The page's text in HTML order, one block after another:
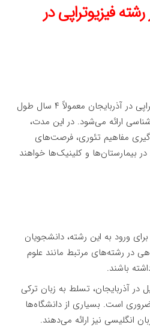
فیزیوتراپی در
تحصیل در رشته فیزیوتراپی در آذربایجان معمولاً ۴ سال طول
ارائه می‌شود. در این مدت،
مفاهیم تئوری، فرصت‌های
بیمارستان‌ها و کلینیک‌ها خواهند
برای ورود به این رشته، دانشجویان
در رشته‌های مرتبط مانند علوم
باشند.
در آذربایجان، تسلط به زبان ترکی
ضروری است. بسیاری از دانشگاه‌ها
انگلیسی نیز ارائه می‌دهند.